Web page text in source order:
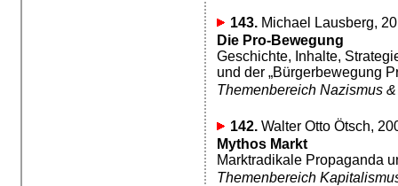
143.Michael Lausberg,
Die Pro-Bewegung
Geschichte, Inhalte,
und der „Bürgerbewegung
Themenbereich Nazismus
142.Walter Otto Ötsch,
Mythos Markt
Marktradikale Propaganda
Themenbereich